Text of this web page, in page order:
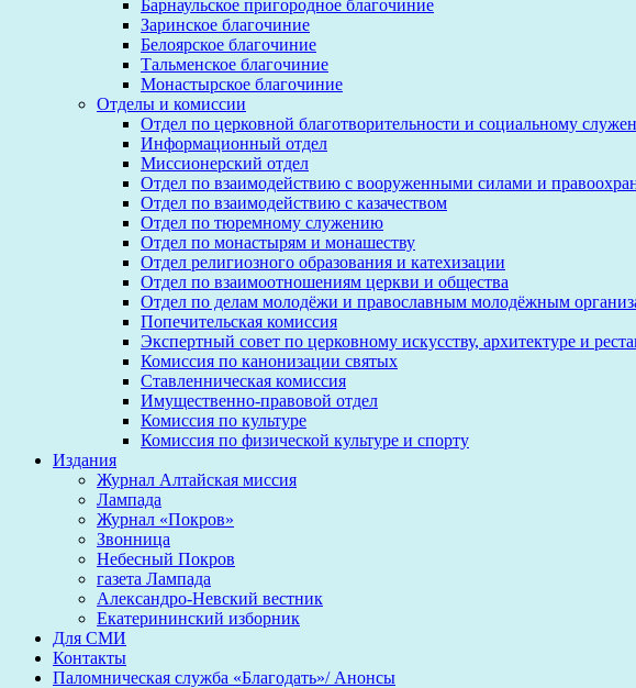
Барнаульское пригородное благочиние
Заринское благочиние
Белоярское благочиние
Тальменское благочиние
Монастырское благочиние
Отделы и комиссии
Отдел по церковной благотворительности и социальному
Информационный отдел
Миссионерский отдел
Отдел по взаимодействию с вооруженными силами и
Отдел по взаимодействию с казачеством
Отдел по тюремному служению
Отдел по монастырям и монашеству
Отдел религиозного образования и катехизации
Отдел по взаимоотношениям церкви и общества
Отдел по делам молодёжи и православным молодёжным
Попечительская комиссия
Экспертный совет по церковному искусству, архитектуре и
Комиссия по канонизации святых
Ставленническая комиссия
Имущественно-правовой отдел
Комиссия по культуре
Комиссия по физической культуре и спорту
Издания
Журнал Алтайская миссия
Лампада
Журнал «Покров»
Звонница
Небесный Покров
газета Лампада
Александро-Невский вестник
Екатерининский изборник
Для СМИ
Контакты
Паломническая служба «Благодать»/ Анонсы